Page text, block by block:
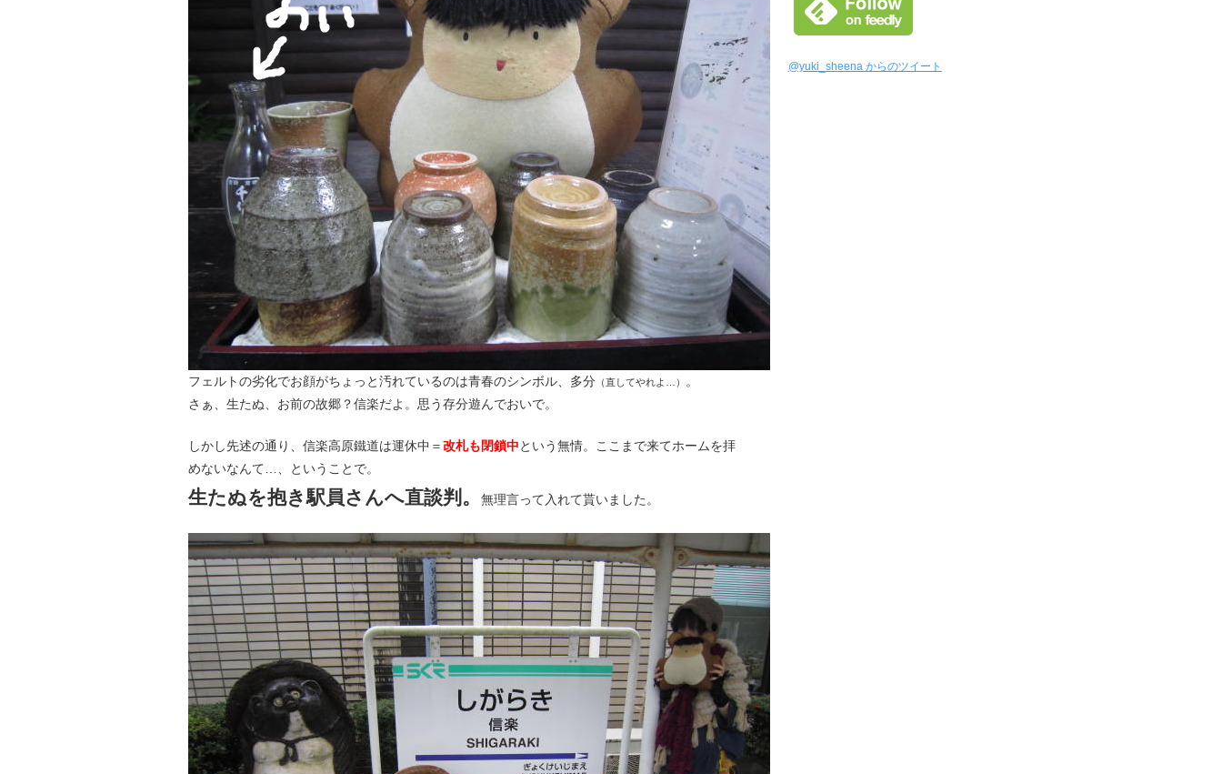
フェルトの劣化でお顔がちょっと汚れているのは青春のシンボル、多分 （直してやれよ…） 。
さぁ、生たぬ、お前の故郷？信楽だよ。思う存分遊んでおいで。
しかし先述の通り、信楽高原鐵道は運休中＝改札も閉鎖中という無情。ここまで来てホームを拝
めないなんて…、ということで。
生たぬを抱き駅員さんへ直談判。 無理言って入れて貰いました。
@yuki_sheena からのツイート